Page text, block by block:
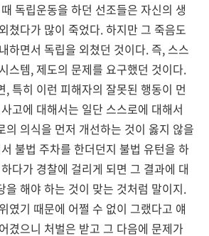
독립운동을 하던 선조들은 자신의 생
쳤다가 많이 죽었다. 하지만 그 죽음도
하면서 독립을 외쳤던 것이다. 즉, 스스
스템, 제도의 문제를 요구했던 것이다.
, 특히 이런 피해자의 잘못된 행동이 먼
고에 대해서는 일단 스스로에 대해서
의 의식을 먼저 개선하는 것이 옳지 않을
불법 주차를 한더던지 불법 유턴을 하
다가 경찰에 걸리게 되면 그 결과에 대
을 해야 하는 것이 맞는 것처럼 말이지.
였기 때문에 어쩔 수 없이 그랬다고 얘
겼으니 처벌은 받고 그 다음에 문제가